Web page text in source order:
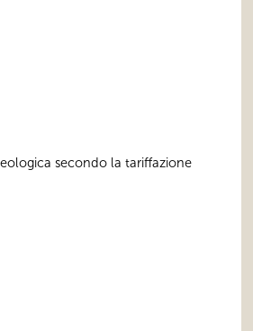
secondo la tariffazione